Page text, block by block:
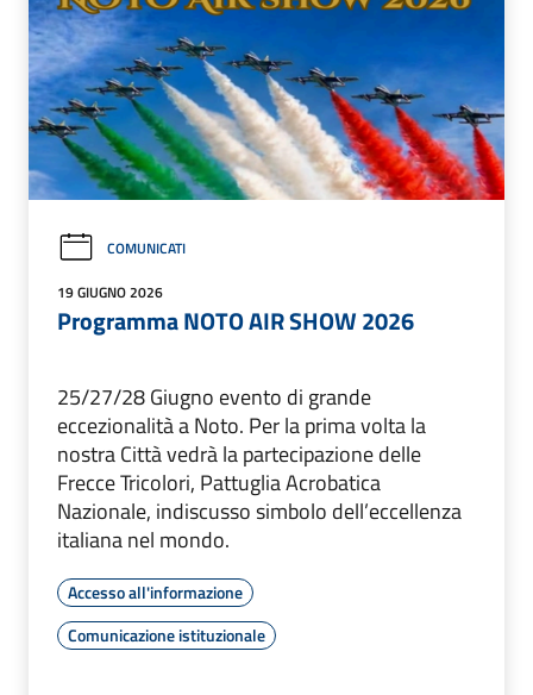
COMUNICATI
19 GIUGNO 2026
Programma NOTO AIR SHOW 2026
25/27/28 Giugno evento di grande
eccezionalità a Noto. Per la prima volta la
nostra Città vedrà la partecipazione delle
Frecce Tricolori, Pattuglia Acrobatica
Nazionale, indiscusso simbolo dell’eccellenza
italiana nel mondo.
Accesso all'informazione
Comunicazione istituzionale